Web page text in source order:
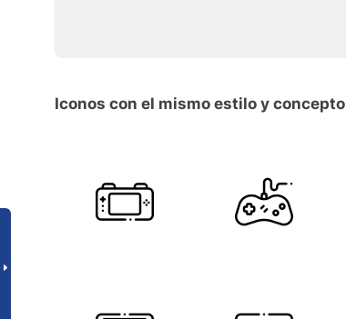
Iconos con el mismo estilo y concepto